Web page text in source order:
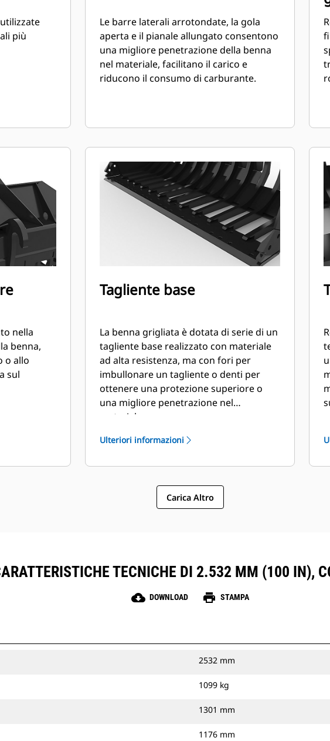
più
Le barre laterali arrotondate, la gola
aperta e il pianale allungato consentono
una migliore penetrazione della benna
nel materiale, facilitano il carico e
riducono il consumo di carburante.
nella
benna,
o allo
sul
Tagliente base
La benna grigliata è dotata di serie di un
tagliente base realizzato con materiale
ad alta resistenza, ma con fori per
imbullonare un tagliente o denti per
ottenere una protezione superiore o
una migliore penetrazione nel
materiale.
Ulteriori informazioni
Carica Altro
TECNICHE DI 2.532 MM (100 IN),
cloud_download DOWNLOAD print STAMPA
2532 mm
1099 kg
1301 mm
1176 mm